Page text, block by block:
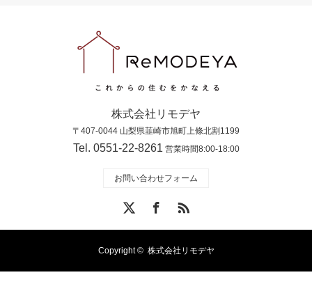
株式会社リモデヤ
〒407-0044 山梨県韮崎市旭町上條北割1199
Tel. 0551-22-8261 営業時間8:00-18:00
お問い合わせフォーム
RSS
Copyright © 株式会社リモデヤ